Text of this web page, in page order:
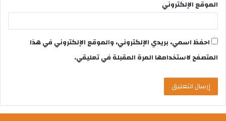
الموقع الإلكتروني
احفظ اسمي، بريدي الإلكتروني، والموقع الإلكتروني في هذا
المتصفح لاستخدامها المرة المقبلة في تعليقي.